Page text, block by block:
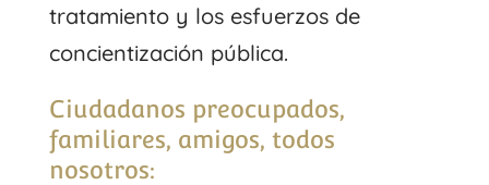
tratamiento y los esfuerzos de
concientización pública.
Ciudadanos preocupados,
familiares, amigos, todos
nosotros: